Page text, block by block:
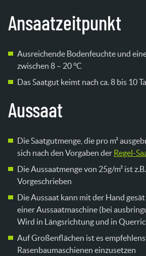
Ansaatzeitpunkt
Ausreichende Bodenfeuchte und
zwischen 8 – 20 °C
Das Saatgut keimt nach ca. 8 bis 10
Aussaat
Die Saatgutmenge, die pro m²
sich nach den Vorgaben der Regel-
Die Aussaatmenge von 25g/m² ist
Vorgeschrieben
Die Aussaat kann mit der Hand
einer Aussaatmaschine (bei
Wird in Längsrichtung und in
Auf Großenflächen ist es
Rasenbaumaschienen einzusetzen